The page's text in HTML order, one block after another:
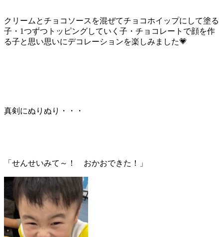
クリームとチョコソースを混ぜてチョコホイップにして塗る
子・1つずつトッピングしていく子・チョコレートで顔を作
る子と思い思いにデコレーションを楽しみました💗
真剣にぬりぬり・・・
「せんせいみて～！ おかおできた！」